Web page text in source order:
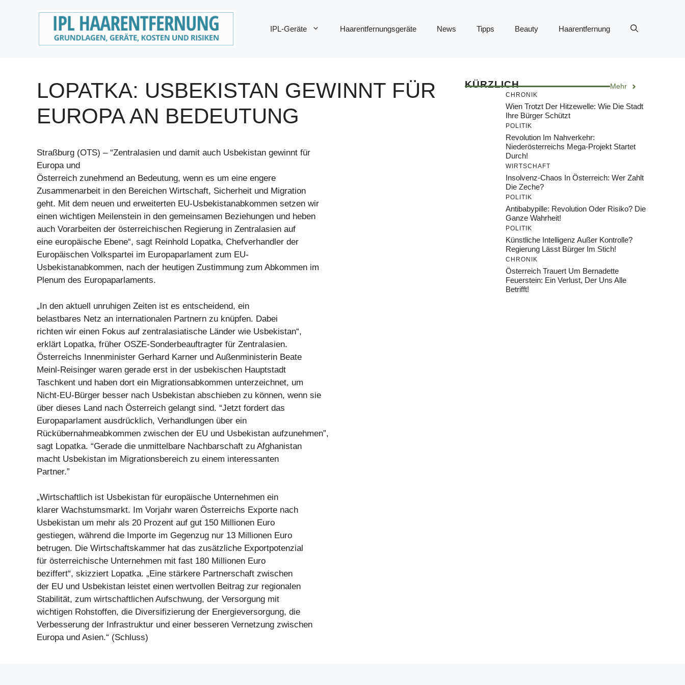
IPL-Geräte Haarentfernungsgeräte News Tipps Beauty Haarentfernung
LOPATKA: USBEKISTAN GEWINNT FÜR
EUROPA AN BEDEUTUNG
Straßburg (OTS) – “Zentralasien und damit auch Usbekistan gewinnt für
Europa und
Österreich zunehmend an Bedeutung, wenn es um eine engere
Zusammenarbeit in den Bereichen Wirtschaft, Sicherheit und Migration
geht. Mit dem neuen und erweiterten EU-Usbekistanabkommen setzen wir
einen wichtigen Meilenstein in den gemeinsamen Beziehungen und heben
auch Vorarbeiten der österreichischen Regierung in Zentralasien auf
eine europäische Ebene“, sagt Reinhold Lopatka, Chefverhandler der
Europäischen Volkspartei im Europaparlament zum EU-
Usbekistanabkommen, nach der heutigen Zustimmung zum Abkommen im
Plenum des Europaparlaments.
„In den aktuell unruhigen Zeiten ist es entscheidend, ein
belastbares Netz an internationalen Partnern zu knüpfen. Dabei
richten wir einen Fokus auf zentralasiatische Länder wie Usbekistan“,
erklärt Lopatka, früher OSZE-Sonderbeauftragter für Zentralasien.
Österreichs Innenminister Gerhard Karner und Außenministerin Beate
Meinl-Reisinger waren gerade erst in der usbekischen Hauptstadt
Taschkent und haben dort ein Migrationsabkommen unterzeichnet, um
Nicht-EU-Bürger besser nach Usbekistan abschieben zu können, wenn sie
über dieses Land nach Österreich gelangt sind. “Jetzt fordert das
Europaparlament ausdrücklich, Verhandlungen über ein
Rückübernahmeabkommen zwischen der EU und Usbekistan aufzunehmen”,
sagt Lopatka. “Gerade die unmittelbare Nachbarschaft zu Afghanistan
macht Usbekistan im Migrationsbereich zu einem interessanten
Partner.”
„Wirtschaftlich ist Usbekistan für europäische Unternehmen ein
klarer Wachstumsmarkt. Im Vorjahr waren Österreichs Exporte nach
Usbekistan um mehr als 20 Prozent auf gut 150 Millionen Euro
gestiegen, während die Importe im Gegenzug nur 13 Millionen Euro
betrugen. Die Wirtschaftskammer hat das zusätzliche Exportpotenzial
für österreichische Unternehmen mit fast 180 Millionen Euro
beziffert“, skizziert Lopatka. „Eine stärkere Partnerschaft zwischen
der EU und Usbekistan leistet einen wertvollen Beitrag zur regionalen
Stabilität, zum wirtschaftlichen Aufschwung, der Versorgung mit
wichtigen Rohstoffen, die Diversifizierung der Energieversorgung, die
Verbesserung der Infrastruktur und einer besseren Vernetzung zwischen
Europa und Asien.“ (Schluss)
KÜRZLICH Mehr
CHRONIK
Wien Trotzt Der Hitzewelle: Wie Die Stadt
Ihre Bürger Schützt
POLITIK
Revolution Im Nahverkehr:
Niederösterreichs Mega-Projekt Startet
Durch!
WIRTSCHAFT
Insolvenz-Chaos In Österreich: Wer Zahlt
Die Zeche?
POLITIK
Antibabypille: Revolution Oder Risiko? Die
Ganze Wahrheit!
POLITIK
Künstliche Intelligenz Außer Kontrolle?
Regierung Lässt Bürger Im Stich!
CHRONIK
Österreich Trauert Um Bernadette
Feuerstein: Ein Verlust, Der Uns Alle
Betrifft!